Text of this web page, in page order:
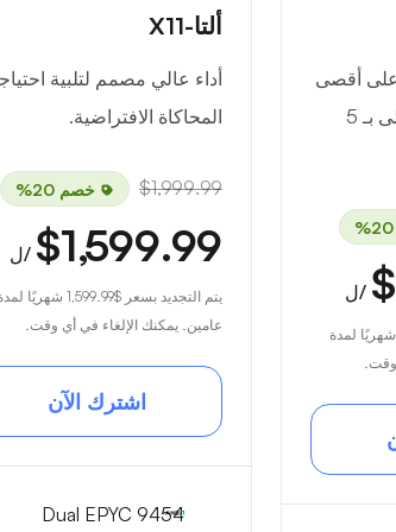
أقصى
قدر من الأداء، قوة أعلى بـ 5
/ل
شهريًا لمدة
وقت.
ألتا-X11
أداء عالي مصمم لتلبية
المحاكاة الافتراضية.
$1,999.99 خصم 20%
$1,599.99 /ل
يتم التجديد بسعر $1,599.99
شهريًا
عامين. يمكنك الإلغاء في أي وقت.
اشترك الآن
Dual EPYC 9454